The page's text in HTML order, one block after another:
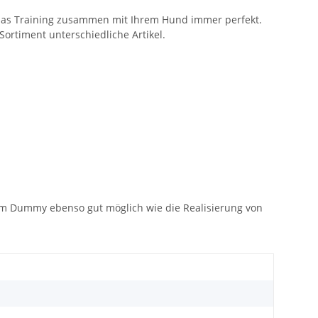
Training zusammen mit Ihrem Hund immer perfekt.
unterschiedliche Artikel.
ebenso gut möglich wie die Realisierung von